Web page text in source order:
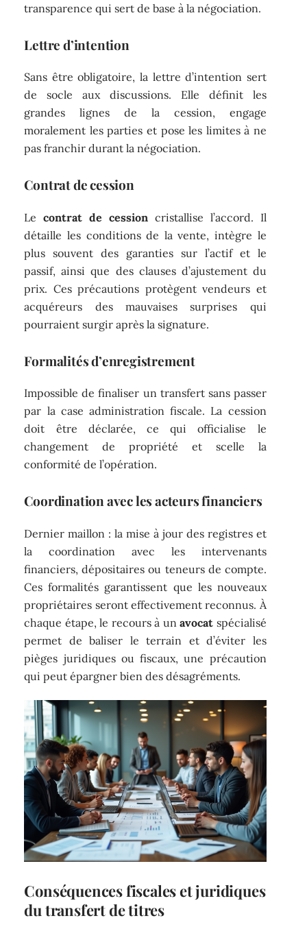
transparence qui sert de base à la négociation.
Lettre d’intention
Sans être obligatoire, la lettre d’intention sert
de socle aux discussions. Elle définit les
grandes lignes de la cession, engage
moralement les parties et pose les limites à ne
pas franchir durant la négociation.
Contrat de cession
Lecontrat de cession cristallise l’accord. Il
détaille les conditions de la vente, intègre le
plus souvent des garanties sur l’actif et le
passif, ainsi que des clauses d’ajustement du
prix. Ces précautions protègent vendeurs et
acquéreurs des mauvaises surprises qui
pourraient surgir après la signature.
Formalités d’enregistrement
Impossible de finaliser un transfert sans passer
par la case administration fiscale. La cession
doit être déclarée, ce qui officialise le
changement de propriété et scelle la
conformité de l’opération.
Coordination avec les acteurs financiers
Dernier maillon : la mise à jour des registres et
la coordination avec les intervenants
financiers, dépositaires ou teneurs de compte.
Ces formalités garantissent que les nouveaux
propriétaires seront effectivement reconnus. À
chaque étape, le recours à unavocat spécialisé
permet de baliser le terrain et d’éviter les
pièges juridiques ou fiscaux, une précaution
qui peut épargner bien des désagréments.
Conséquences fiscales et juridiques
du transfert de titres